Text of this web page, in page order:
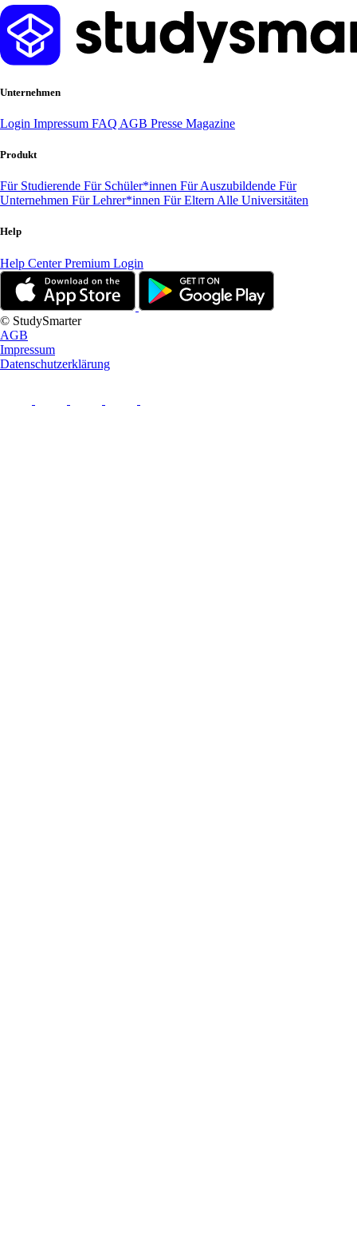
Unternehmen
Login Impressum FAQ AGB Presse Magazine
Produkt
Für Studierende Für Schüler*innen Für Auszubildende Für
Unternehmen Für Lehrer*innen Für Eltern Alle Universitäten
Help
Help CenterPremium Login
© StudySmarter
AGB
Impressum
Datenschutzerklärung